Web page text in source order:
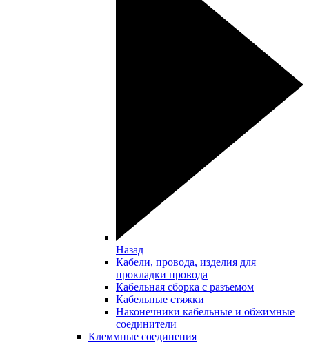
Назад
Кабели, провода, изделия для
прокладки провода
Кабельная сборка с разъемом
Кабельные стяжки
Наконечники кабельные и обжимные
соединители
Клеммные соединения